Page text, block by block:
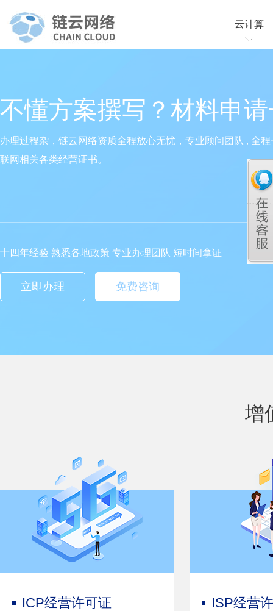
云计算
不懂方案撰写？材料申
办理过程杂，链云网络资质全程放心无忧，专业顾问团队 , 全
联网相关各类经营证书。
十四年经验 熟悉各地政策 专业办理团队 短时间拿证
立即办理 免费咨询
增
ICP经营许可证 ISP经营